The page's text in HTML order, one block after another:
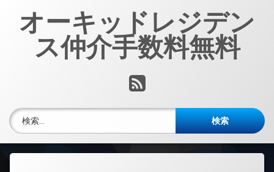
オーキッドレジデン
ス仲介手数料無料
RSS
検索: